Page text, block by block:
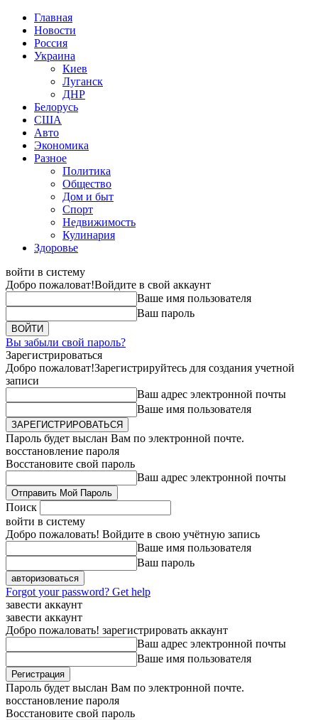
Главная
Новости
Россия
Украина
Киев
Луганск
ДНР
Белорусь
США
Авто
Экономика
Разное
Политика
Общество
Дом и быт
Спорт
Недвижимость
Кулинария
Здоровье
войти в систему
Добро пожаловат!Войдите в свой аккаунт
Ваше имя пользователя
Ваш пароль
Вы забыли свой пароль?
Зарегистрироваться
Добро пожаловат!Зарегистрируйтесь для создания учетной
записи
Ваш адрес электронной почты
Ваше имя пользователя
Пароль будет выслан Вам по электронной почте.
восстановление пароля
Восстановите свой пароль
Ваш адрес электронной почты
Поиск
войти в систему
Добро пожаловать! Войдите в свою учётную запись
Ваше имя пользователя
Ваш пароль
Forgot your password? Get help
завести аккаунт
завести аккаунт
Добро пожаловать! зарегистрировать аккаунт
Ваш адрес электронной почты
Ваше имя пользователя
Пароль будет выслан Вам по электронной почте.
восстановление пароля
Восстановите свой пароль